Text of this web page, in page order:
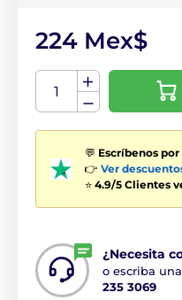
224 Mex$
💬 Escríbenos por
👉 Ver
⭐ 4.9/5 Clientes
¿Necesita
o escriba
235 3069